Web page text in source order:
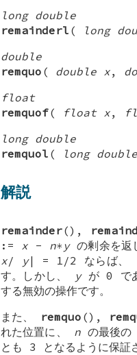
long double
remainderl ( long
double
remquo ( double x,
float
remquof( float x,
long double
remquol ( long
解説
remainder(),
:= x - n∗yの剰余を返
x/ y| = 1/2 ならば、
す。しかし、
yが 0 であ
する無効の操作です。
また、 remquo (),
れた位置に、 nの最後の
とも 3 となるように保証